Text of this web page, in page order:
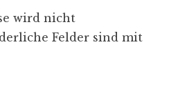
wird nicht
Felder sind mit